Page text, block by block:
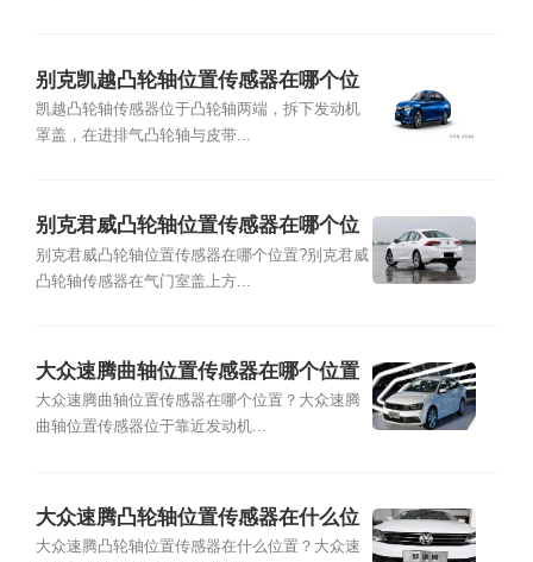
别克凯越凸轮轴位置传感器在哪个位
置
凯越凸轮轴传感器位于凸轮轴两端，拆下发动机
罩盖，在进排气凸轮轴与皮带...
别克君威凸轮轴位置传感器在哪个位
置
别克君威凸轮轴位置传感器在哪个位置?别克君威
凸轮轴传感器在气门室盖上方...
大众速腾曲轴位置传感器在哪个位置
大众速腾曲轴位置传感器在哪个位置？大众速腾
曲轴位置传感器位于靠近发动机...
大众速腾凸轮轴位置传感器在什么位
置
大众速腾凸轮轴位置传感器在什么位置？大众速